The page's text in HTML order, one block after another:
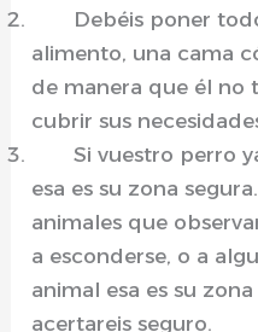
Debéis poner
alimento, una cama
de manera que él no
cubrir sus
Si vuestro perro
esa es su zona
animales que
a esconderse, o a
animal esa es su
acertareis seguro.